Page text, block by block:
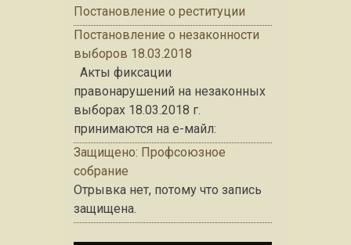
Постановление о реституции
Постановление о незаконности
выборов 18.03.2018
Акты фиксации
правонарушений на незаконных
выборах 18.03.2018 г.
принимаются на е-майл:
Защищено: Профсоюзное
собрание
Отрывка нет, потому что запись
защищена.